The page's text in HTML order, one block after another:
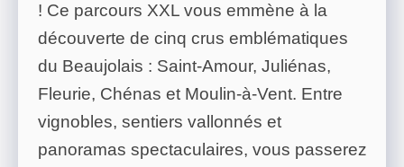
! Ce parcours XXL vous emmène à la
découverte de cinq crus emblématiques
du Beaujolais : Saint-Amour, Juliénas,
Fleurie, Chénas et Moulin-à-Vent. Entre
vignobles, sentiers vallonnés et
panoramas spectaculaires, vous passerez